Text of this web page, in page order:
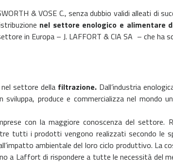
& VOSE C., senza dubbio validi alleati di
nel settore enologico e alimentare
in Europa – J. LAFFORT & CIA SA – che ha
settore della filtrazione.Dall’industria
sviluppa, produce e commercializza nel mondo
con la maggiore conoscenza del settore.
tutti i prodotti vengono realizzati secondo le
ambientale del loro ciclo produttivo. La
a Laffort di rispondere a tutte le necessità del